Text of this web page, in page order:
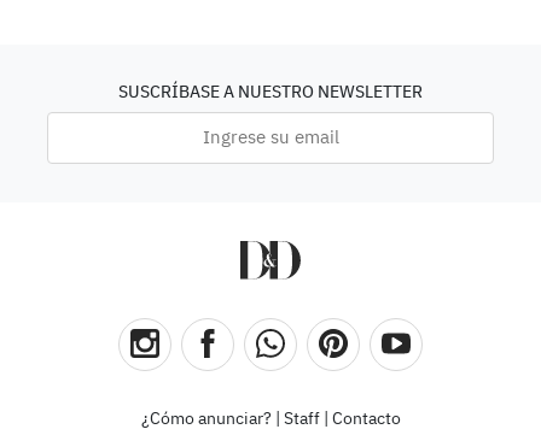
SUSCRÍBASE A NUESTRO NEWSLETTER
¿Cómo anunciar? Staff| Contacto